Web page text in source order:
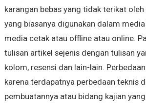
karangan bebas yang tidak terikat
yang biasanya digunakan dalam
media cetak atau offline atau online.
tulisan artikel sejenis dengan tulisan
kolom, resensi dan lain-lain.
karena terdapatnya perbedaan teknis
pembuatannya atau bidang kajian